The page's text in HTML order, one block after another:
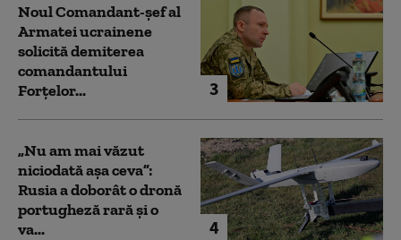
3
Noul Comandant-șef al
Armatei ucrainene
solicită demiterea
comandantului
Forțelor...
4
„Nu am mai văzut
niciodată așa ceva”:
Rusia a doborât o dronă
portugheză rară și o
va...